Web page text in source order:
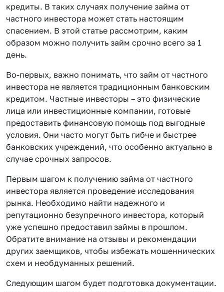
кредиты. В таких случаях получение займа от
частного инвестора может стать настоящим
спасением. В этой статье рассмотрим, каким
образом можно получить займ срочно всего за 1
день.
Во-первых, важно понимать, что займ от частного
инвестора не является традиционным банковским
кредитом. Частные инвесторы – это физические
лица или инвестиционные компании, готовые
предоставить финансовую помощь под выгодные
условия. Они часто могут быть гибче и быстрее
банковских учреждений, что особенно актуально в
случае срочных запросов.
Первым шагом к получению займа от частного
инвестора является проведение исследования
рынка. Необходимо найти надежного и
репутационно безупречного инвестора, который
уже успешно предоставил займы в прошлом.
Обратите внимание на отзывы и рекомендации
других заемщиков, чтобы избежать мошеннических
схем и необдуманных решений.
Следующим шагом будет подготовка документации.